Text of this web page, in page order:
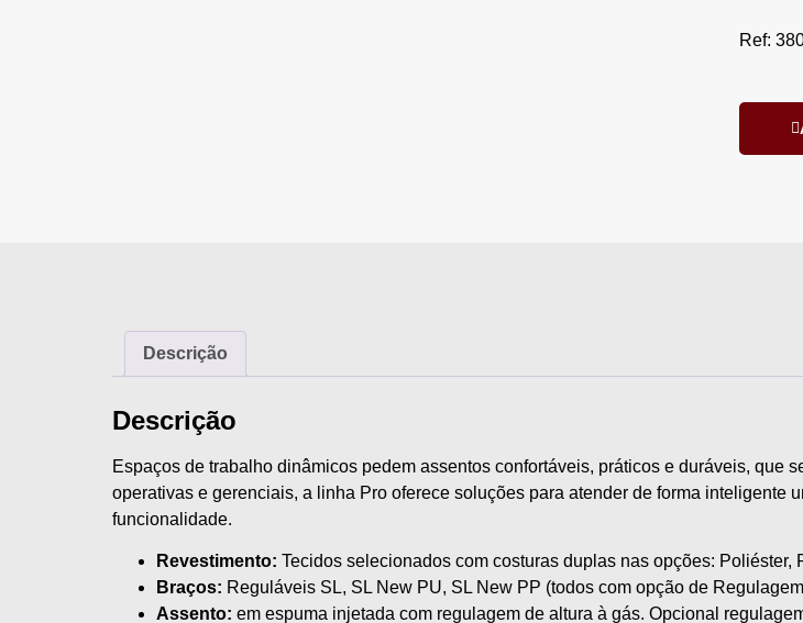
Ref:
Descrição
Descrição
Espaços de trabalho dinâmicos pedem assentos confortáveis, práticos e duráveis, que
operativas e gerenciais, a linha Pro oferece soluções para atender de forma inteligente
funcionalidade.
Revestimento: Tecidos selecionados com costuras duplas nas opções:
Braços: Reguláveis SL, SL New PU, SL New PP (todos com opção de
Assento: em espuma injetada com regulagem de altura à gás. Opcional